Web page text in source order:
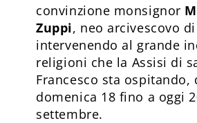
convinzione monsignor
Zuppi, neo arcivescovo
intervenendo al grande
religioni che la Assisi di
Francesco sta ospitando,
domenica 18 fino a oggi
settembre.